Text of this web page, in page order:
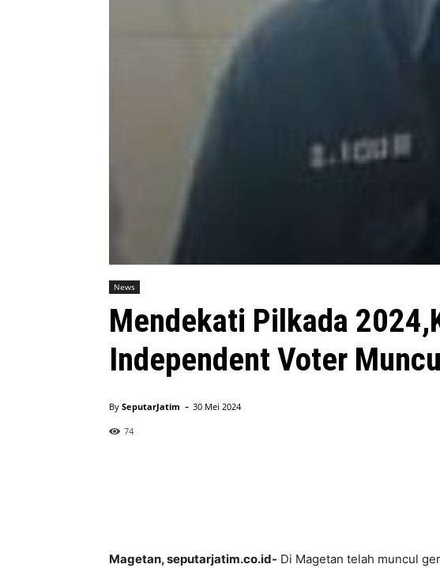
News
Mendekati Pilkada
Independent Voter
By SeputarJatim - 30 Mei 2024
74
Magetan, seputarjatim.co.id- Di Magetan telah muncul